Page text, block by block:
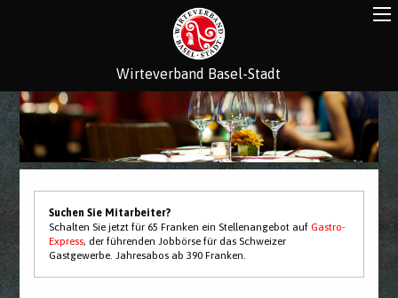
Wirteverband Basel-Stadt
Suchen Sie Mitarbeiter?
Schalten Sie jetzt für 65 Franken ein Stellenangebot aufGastro-
Express, der führenden Jobbörse für das Schweizer
Gastgewerbe. Jahresabos ab 390 Franken.